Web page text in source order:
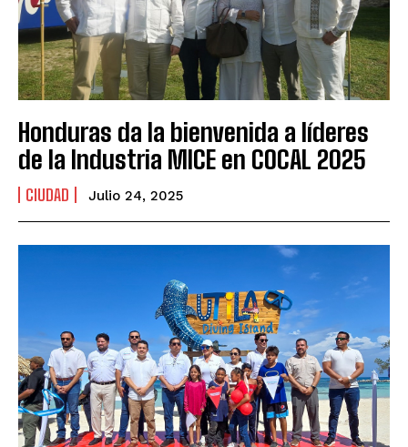
Honduras da la bienvenida a líderes
de la Industria MICE en COCAL 2025
CIUDAD Julio 24, 2025